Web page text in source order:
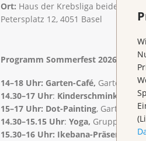
Ort: Haus der Krebsliga beider Basel,
Petersplatz 12, 4051 Basel
Programm Sommerfest 2026
14–18 Uhr: Garten-Café, Garten
14.30–17 Uhr: Kinderschminken,
15–17 Uhr: Dot-Painting, Garten
14.30–15.15 Uhr: Yoga,
15.30–16 Uhr: Ikebana-